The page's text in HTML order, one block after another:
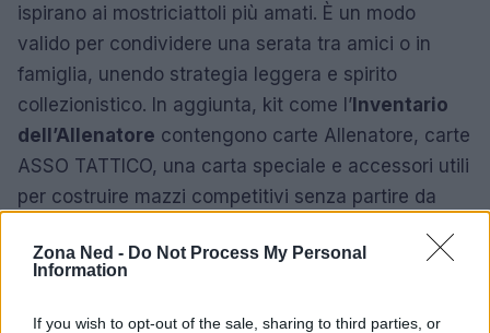
Zona Ned - Do Not Process My Personal
Information
If you wish to opt-out of the sale, sharing to third parties, or
ispirano ai mostriciattoli più amati. È un modo
valido per condividere una serata tra amici o in
famiglia, unendo strategia leggera e spirito
collezionistico. In aggiunta, kit come l’Inventario
dell’Allenatore contengono carte Allenatore, carte
ASSO TATTICO, una carta speciale e accessori utili
per costruire mazzi competitivi senza partire da
Scatole da collezione e bundle
Le scatole a tema Poké Ball, Premier Ball e Bis Ball